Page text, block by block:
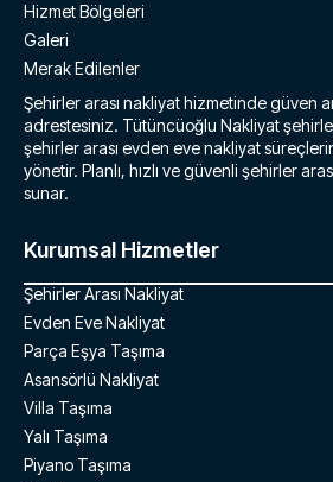
Hizmet Bölgeleri
Galeri
Merak Edilenler
Şehirler arası nakliyat hizmetinde güven
adrestesiniz. Tütüncüoğlu Nakliyat
şehirler arası evden eve nakliyat
yönetir. Planlı, hızlı ve güvenli şehirler
sunar.
Kurumsal Hizmetler
Şehirler Arası Nakliyat
Evden Eve Nakliyat
Parça Eşya Taşıma
Asansörlü Nakliyat
Villa Taşıma
Yalı Taşıma
Piyano Taşıma